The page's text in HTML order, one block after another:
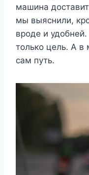
машина
мы выяснили,
вроде и
только цель. А
сам путь.